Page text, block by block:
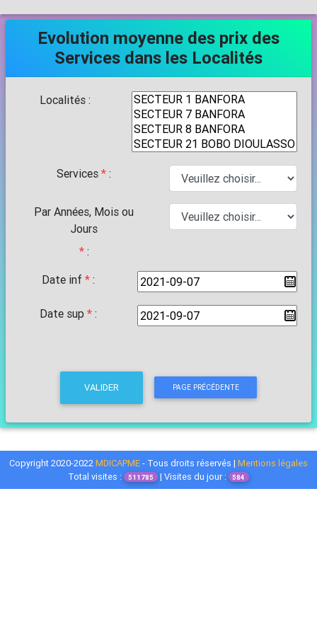
Evolution moyenne des prix des
Services dans les Localités
Localités :
Services * :
Par Années, Mois ou
Jours
*:
Date inf *:
Date sup *:
VALIDER PAGE PRÉCÉDENTE
Copyright 2020-2022MDICAPME- Tous droits réservés | Mentions légales
Total visites :
511785 | Visites du jour : 584